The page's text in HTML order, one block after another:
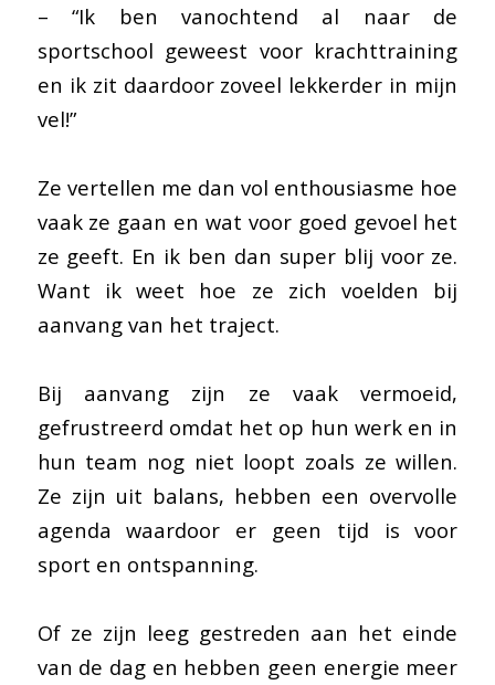
– “Ik ben vanochtend al naar de
sportschool geweest voor krachttraining
en ik zit daardoor zoveel lekkerder in mijn
vel!”
Ze vertellen me dan vol enthousiasme hoe
vaak ze gaan en wat voor goed gevoel het
ze geeft. En ik ben dan super blij voor ze.
Want ik weet hoe ze zich voelden bij
aanvang van het traject.
Bij aanvang zijn ze vaak vermoeid,
gefrustreerd omdat het op hun werk en in
hun team nog niet loopt zoals ze willen.
Ze zijn uit balans, hebben een overvolle
agenda waardoor er geen tijd is voor
sport en ontspanning.
Of ze zijn leeg gestreden aan het einde
van de dag en hebben geen energie meer